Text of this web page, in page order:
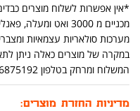
*אין אפשרות לשלוח מוצרים
מערכות סולאריות עצמאיות ומצברים
במקרה של מוצרים כאלה ניתן
המשלוח ומרחק בטלפון 0556875192
מדיניות החזרת מוצרים: